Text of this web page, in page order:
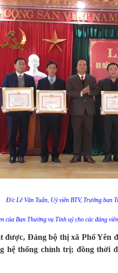
Đ/c Lê Văn Tuấn, Uỷ viên BTV, Trưởng ban
của Ban Thường vụ Tỉnh uỷ cho các đảng
được, Đảng bộ thị xã Phổ Yên
hệ thống chính trị; đồng thời